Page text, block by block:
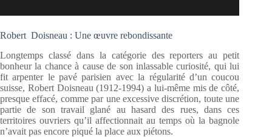
Robert Doisneau : Une œuvre rebondissante
Longtemps classé dans la catégorie des reporters au petit
bonheur la chance à cause de son inlassable curiosité, qui lui
fit arpenter le pavé parisien avec la régularité d’un coucou
suisse, Robert Doisneau (1912-1994) a lui-même mis de côté,
presque effacé, comme par une excessive discrétion, toute une
partie de son travail glané au hasard des rues, dans ces
territoires ouvriers qu’il affectionnait au temps où la bagnole
n’avait pas encore piqué la place aux piétons.